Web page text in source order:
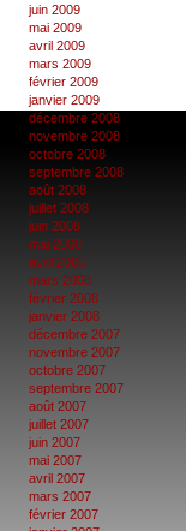
juin 2009
mai 2009
avril 2009
mars 2009
février 2009
janvier 2009
décembre 2008
novembre 2008
octobre 2008
septembre 2008
août 2008
juillet 2008
juin 2008
mai 2008
avril 2008
mars 2008
février 2008
janvier 2008
décembre 2007
novembre 2007
octobre 2007
septembre 2007
août 2007
juillet 2007
juin 2007
mai 2007
avril 2007
mars 2007
février 2007